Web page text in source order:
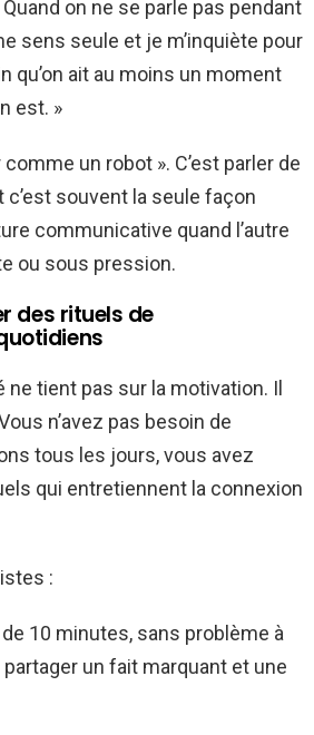
on ne se parle pas pendant
sens seule et je m’inquiète pour
qu’on ait au moins un moment
est. »
comme un robot ». C’est parler de
c’est souvent la seule façon
communicative quand l’autre
ou sous pression.
des rituels de
ne tient pas sur la motivation. Il
n’avez pas besoin de
tous les jours, vous avez
qui entretiennent la connexion
:
de 10 minutes, sans problème à
un fait marquant et une